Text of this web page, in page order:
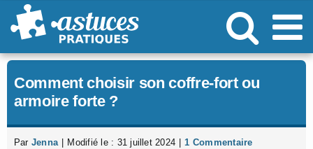
Passer
au
Comment choisir son coffre-fort ou
armoire forte ?
Par Jenna Modifié le : 31 juillet 2024 1 Commentaire